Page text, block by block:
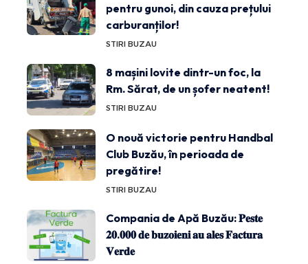
pentru gunoi, din cauza prețului
carburanților!
STIRI BUZAU
8 mașini lovite dintr-un foc, la
Rm. Sărat, de un șofer neatent!
STIRI BUZAU
O nouă victorie pentru Handbal
Club Buzău, în perioada de
pregătire!
STIRI BUZAU
Compania de Apă Buzău: 𝐏𝐞𝐬𝐭𝐞
𝟐𝟎.𝟎𝟎𝟎 𝐝𝐞 𝐛𝐮𝐳𝐨𝐢𝐞𝐧𝐢 𝐚𝐮 𝐚𝐥𝐞𝐬 𝐅𝐚𝐜𝐭𝐮𝐫𝐚
𝐕𝐞𝐫𝐝𝐞